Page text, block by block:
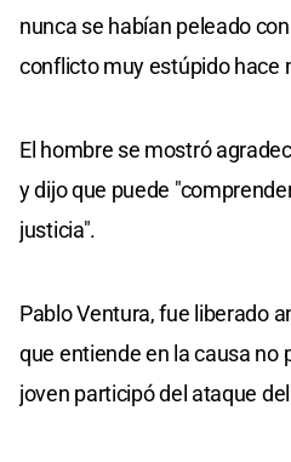
nunca se habían peleado
conflicto muy estúpido hace
El hombre se mostró
y dijo que puede
justicia".
Pablo Ventura, fue liberado
que entiende en la causa no
joven participó del ataque